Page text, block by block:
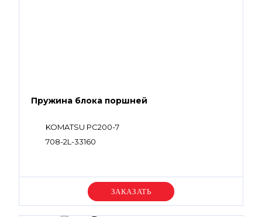
Пружина блока поршней
KOMATSU PC200-7
708-2L-33160
Уточняйте цену